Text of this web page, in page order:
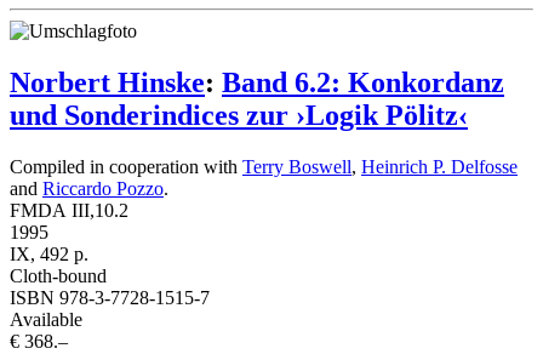
Norbert Hinske: Band 6.2: Konkordanz
und Sonderindices zur ›Logik Pölitz‹
Compiled in cooperation with Terry Boswell, Heinrich P. Delfosse
and Riccardo Pozzo.
FMDA III,10.2
1995
IX, 492 p.
Cloth-bound
ISBN 978-3-7728-1515-7
Available
€ 368.–